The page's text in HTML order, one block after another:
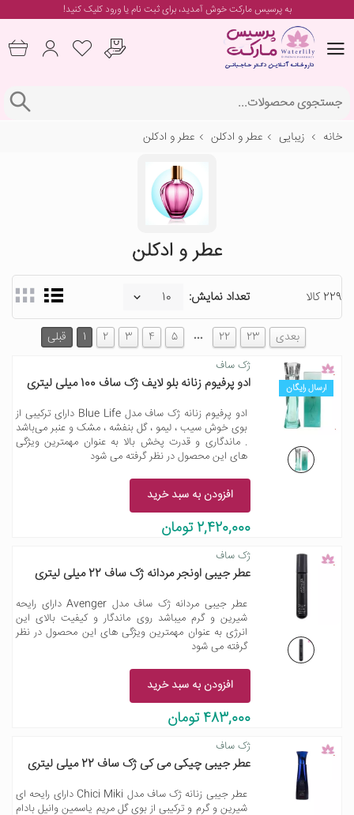
به پرسیس مارکت خوش آمدید، برایثبت نام یا ورودکلیک کنید!
خانه زیبایی عطر و ادکلن عطر و ادکلن
عطر و ادکلن
229 کالا تعداد نمایش:
قبلی 1 2 3 4 5 … 22 23 بعدی
ارسال رایگان
ژک ساف
ادو پرفیوم زنانه بلو لایف ژک ساف 100 میلی لیتری
ادو پرفیوم زنانه ژک ساف مدل Blue Life دارای ترکیبی از
بوی خوش سیب ، لیمو ، گل بنفشه ، مشک و عنبر می‌باشد
. ماندگاری و قدرت پخش بالا به عنوان مهمترین ویژگی
های این محصول در نظر گرفته می شود
افزودن به سبد خرید
2,420,000 تومان
ژک ساف
عطر جیبی اونجر مردانه ژک ساف 22 میلی لیتری
عطر جیبی مردانه ژک ساف مدل Avenger دارای رایحه
شیرین و گرم میباشد روی ماندگار و کیفیت بالای این
انرژی به عنوان مهمترین ویژگی های این محصول در نظر
گرفته می شود
افزودن به سبد خرید
483,000 تومان
ژک ساف
عطر جیبی چیکی می کی ژک ساف 22 میلی لیتری
عطر جیبی زنانه ژک ساف مدل Chici Miki دارای رایحه ای
شیرین و گرم و ترکیبی از بوی گل مریم یاسمین وانیل بادام